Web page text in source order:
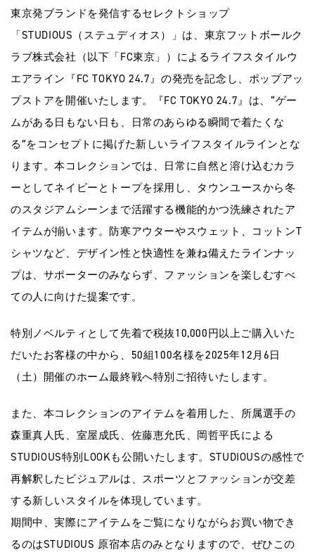
東京発ブランドを発信するセレクトショップ
「STUDIOUS（ステュディオス）」は、東京フットボールク
ラブ株式会社（以下「FC東京」）によるライフスタイルウ
エアライン『FC TOKYO 24.7』の発売を記念し、ポップアッ
プストアを開催いたします。『FC TOKYO 24.7』は、“ゲー
ムがある日もない日も、日常のあらゆる瞬間で着たくな
る”をコンセプトに掲げた新しいライフスタイルラインとな
ります。本コレクションでは、日常に自然と溶け込むカラ
ーとしてネイビーとトープを採用し、タウンユースから冬
のスタジアムシーンまで活躍する機能的かつ洗練されたア
イテムが揃います。防寒アウターやスウェット、コットンT
シャツなど、デザイン性と快適性を兼ね備えたラインナッ
プは、サポーターのみならず、ファッションを楽しむすべ
ての人に向けた提案です。
特別ノベルティとして先着で税抜10,000円以上ご購入いた
だいたお客様の中から、50組100名様を2025年12月6日
（土）開催のホーム最終戦へ特別ご招待いたします。
また、本コレクションのアイテムを着用した、所属選手の
森重真人氏、室屋成氏、佐藤恵允氏、岡哲平氏による
STUDIOUS特別LOOKも公開いたします。STUDIOUSの感性で
再解釈したビジュアルは、スポーツとファッションが交差
する新しいスタイルを体現しています。
期間中、実際にアイテムをご覧になりながらお買い物でき
るのはSTUDIOUS 原宿本店のみとなりますので、ぜひこの